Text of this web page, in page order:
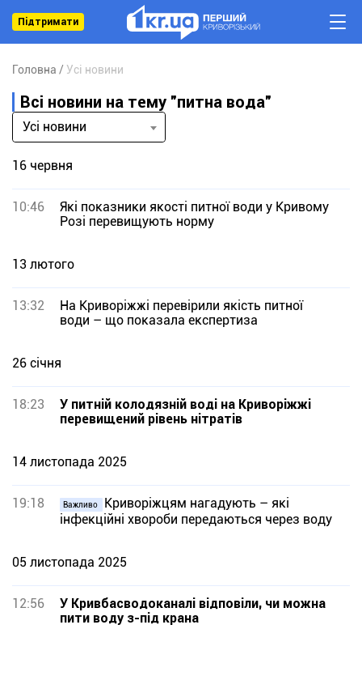
Підтримати
Головна Усі новини
Всі новини на тему "питна вода"
Усі новини
16 червня
10:46
Які показники якості питної води у Кривому
Розі перевищують норму
13 лютого
13:32
На Криворіжжі перевірили якість питної
води – що показала експертиза
26 січня
18:23
У питній колодязній воді на Криворіжжі
перевищений рівень нітратів
14 листопада 2025
19:18 Важливо
Криворіжцям нагадують – які
інфекційні хвороби передаються через воду
05 листопада 2025
12:56
У Кривбасводоканалі відповіли, чи можна
пити воду з-під крана